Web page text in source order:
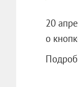
20
о